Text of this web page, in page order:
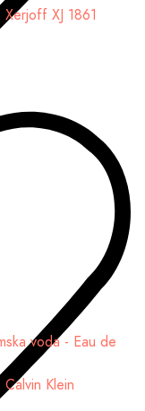
Xerjoff XJ 1861
Calvin Klein